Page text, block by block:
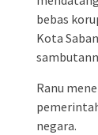
bebas
Kota
Ranu
negara.